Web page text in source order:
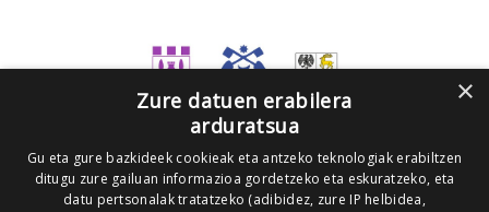
×
Zure datuen erabilera
arduratsua
Gu eta gure bazkideek cookieak eta antzeko teknologiak erabiltzen
ditugu zure gailuan informazioa gordetzeko eta eskuratzeko, eta
datu pertsonalak tratatzeko (adibidez, zure IP helbidea,